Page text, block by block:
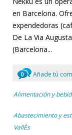
en Barcelona.
expendedoras
De La Via
(Barcelona...
0 Añade tú
Alimentación y
Abastecimiento y
VallÈs